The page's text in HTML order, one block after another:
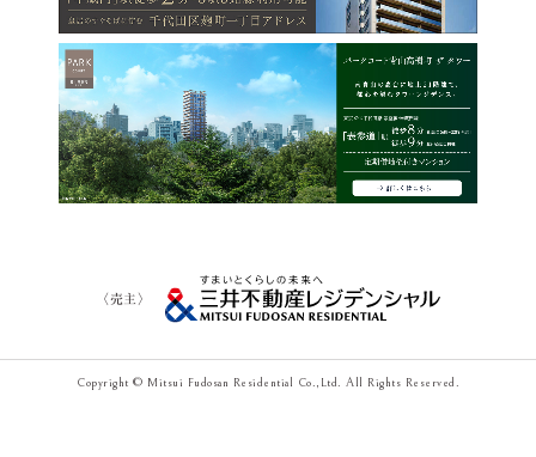
〈売主〉
Copyright © Mitsui Fudosan Residential Co.,Ltd. All Rights Reserved.